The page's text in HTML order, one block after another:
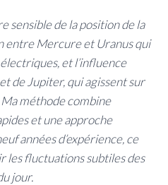
sensible de la position de la
entre Mercure et Uranus qui
et l’influence
de Jupiter, qui agissent sur
méthode combine
et une approche
années d’expérience, ce
les fluctuations subtiles des
jour.